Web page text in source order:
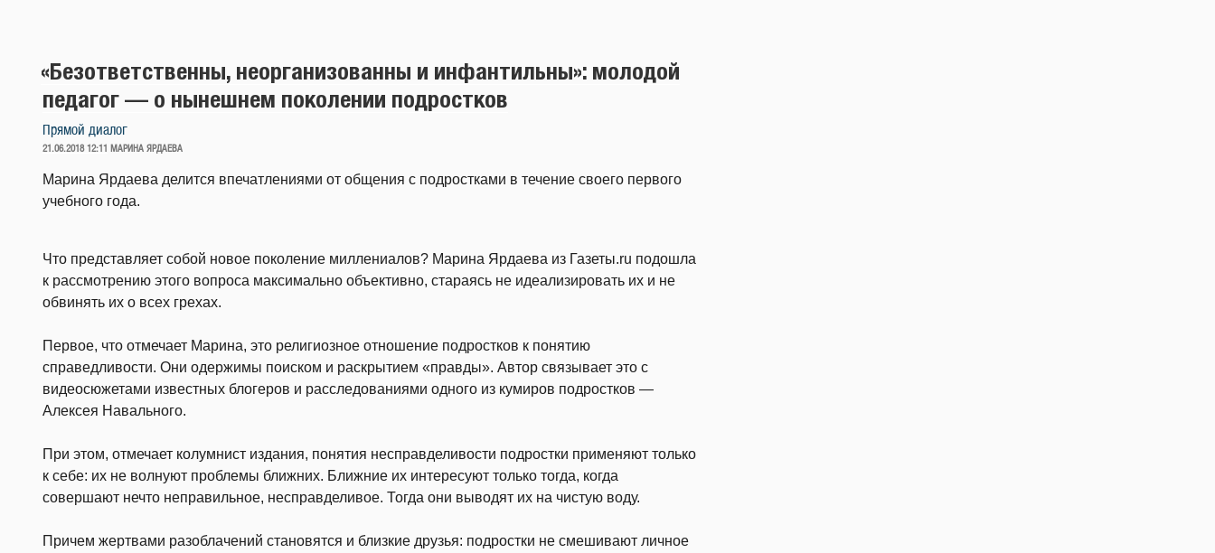
«Безответственны, неорганизованны и инфантильны»: молодой
педагог — о нынешнем поколении подростков
Прямой диалог
ОПУБЛИКОВАНО
21.06.2018 12:11 МАРИНА ЯРДАЕВА
Марина Ярдаева делится впечатлениями от общения с подростками в течение своего первого
учебного года.
Что представляет собой новое поколение миллениалов? Марина Ярдаева из Газеты.ru подошла
к рассмотрению этого вопроса максимально объективно, стараясь не идеализировать их и не
обвинять их о всех грехах.
Первое, что отмечает Марина, это религиозное отношение подростков к понятию
справедливости. Они одержимы поиском и раскрытием «правды». Автор связывает это с
видеосюжетами известных блогеров и расследованиями одного из кумиров подростков —
Алексея Навального.
При этом, отмечает колумнист издания, понятия несправделивости подростки применяют только
к себе: их не волнуют проблемы ближних. Ближние их интересуют только тогда, когда
совершают нечто неправильное, несправделивое. Тогда они выводят их на чистую воду.
Причем жертвами разоблачений становятся и близкие друзья: подростки не смешивают личное